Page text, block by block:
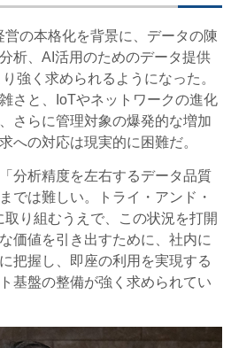
の本格化を背景に、データの陳
析、AI活用のためのデータ提供
り強く求められるようになった。
さと、IoTやネットワークの進化
さらに管理対象の爆発的な増加
への対応は現実的に困難だ。
分析精度を左右するデータ品質
では難しい。トライ・アンド・
り組むうえで、この状況を打開
価値を引き出すために、社内に
把握し、即座の利用を実現する
基盤の整備が強く求められてい